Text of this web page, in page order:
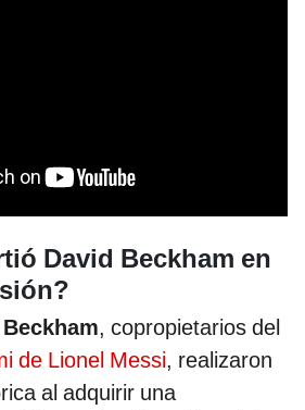
David Beckham en
, copropietarios del
de Lionel Messi, realizaron
al adquirir una